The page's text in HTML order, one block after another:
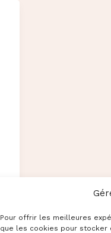
Pour offrir les meilleures
que les cookies pour stocker